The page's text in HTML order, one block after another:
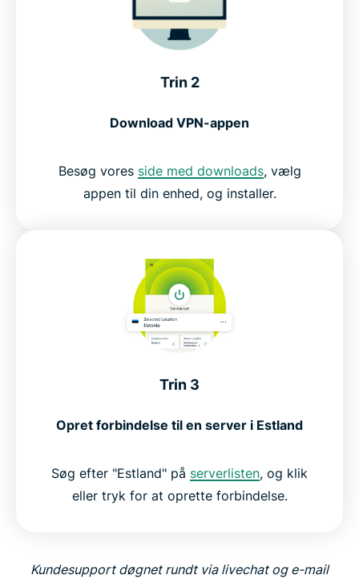
Trin 2
Download VPN-appen
Besøg vores side med downloads, vælg
appen til din enhed, og installer.
Trin 3
Opret forbindelse til en server i Estland
Søg efter "Estland" på serverlisten, og klik
eller tryk for at oprette forbindelse.
Kundesupport døgnet rundt via livechat og e-mail